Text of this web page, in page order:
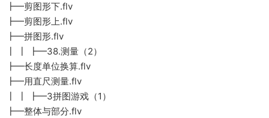
┣━剪图形下.flv
┣━剪图形上.flv
┣━拼图形.flv
┃ ┃ ┣━38.测量（2）
┣━长度单位换算.flv
┣━用直尺测量.flv
┃ ┃ ┣━3拼图游戏（1）
┣━整体与部分.flv